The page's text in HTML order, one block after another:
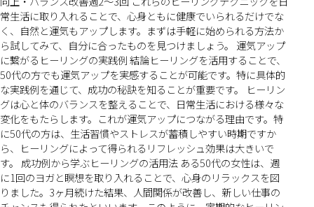
常生活に取り入れることで、心身ともに健康でいられるだけでな
く、自然と運気もアップします。まずは手軽に始められる方法か
ら試してみて、自分に合ったものを見つけましょう。 運気アップ
に繋がるヒーリングの実践例 結論ヒーリングを活用することで、
50代の方でも運気アップを実感することが可能です。特に具体的
な実践例を通じて、成功の秘訣を知ることが重要です。 ヒーリン
グは心と体のバランスを整えることで、日常生活における様々な
変化をもたらします。これが運気アップにつながる理由です。特
に50代の方は、生活習慣やストレスが蓄積しやすい時期ですか
ら、ヒーリングによって得られるリフレッシュ効果は大きいで
す。 成功例から学ぶヒーリングの活用法 ある50代の女性は、週
に1回のヨガと瞑想を取り入れることで、心身のリラックスを図
りました。3ヶ月続けた結果、人間関係が改善し、新しい仕事の